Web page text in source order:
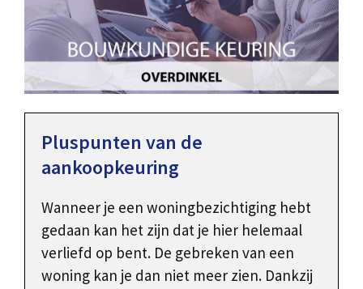
Pluspunten van de
aankoopkeuring
Wanneer je een woningbezichtiging hebt
gedaan kan het zijn dat je hier helemaal
verliefd op bent. De gebreken van een
woning kan je dan niet meer zien. Dankzij